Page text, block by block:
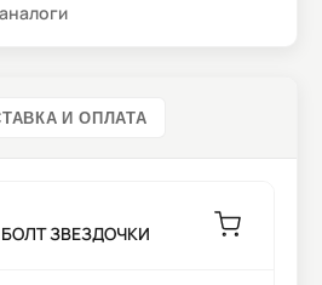
И ОПЛАТА
БОЛТ ЗВЕЗДОЧКИ